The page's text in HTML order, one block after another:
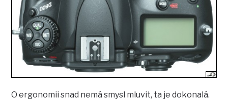
O ergonomii snad nemá smysl mluvit, ta je dokonalá.